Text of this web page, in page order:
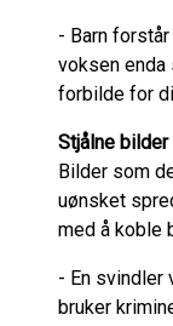
- Barn
voksen enda
forbilde for
Stjålne
Bilder som
uønsket
med å koble
- En svindler
bruker